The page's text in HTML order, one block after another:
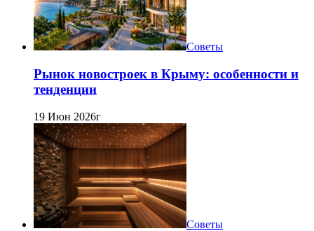
Советы
Рынок новостроек в Крыму: особенности и
тенденции
19 Июн 2026г
Советы